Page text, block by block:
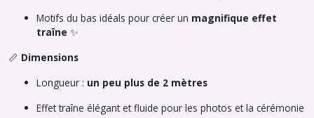
Motifs du bas idéals pour créer un magnifique effet
traîne ✨
📏 Dimensions
Longueur : un peu plus de 2 mètres
Effet traîne élégant et fluide pour les photos et la cérémonie